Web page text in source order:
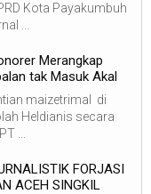
Kota Payakumbuh
...
Merangkap
tak Masuk Akal
maizetrimal di
Heldianis secara
...
FORJASI
ACEH SINGKIL